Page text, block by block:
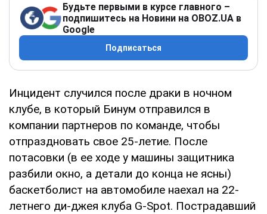
Будьте первыми в курсе главного –
подпишитесь на Новини на OBOZ.UA в
Google
Подписаться
Инцидент случился после драки в ночном
клубе, в который Бинум отправился в
компании партнеров по команде, чтобы
отпраздновать свое 25-летие. После
потасовки (в ее ходе у машины защитника
разбили окно, а детали до конца не ясны)
баскетболист на автомобиле наехал на 22-
летнего ди-джея клуба G-Spot. Пострадавший